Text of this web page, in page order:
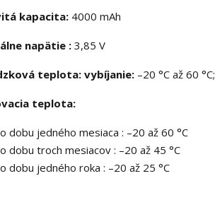
kapacita: 4000 mAh
napätie :3,85 V
teplota: vybíjanie: –20 °C až 60 °C;
teplota:
dobu jedného mesiaca : –20 až 60 °C
dobu troch mesiacov : –20 až 45 °C
dobu jedného roka : –20 až 25 °C